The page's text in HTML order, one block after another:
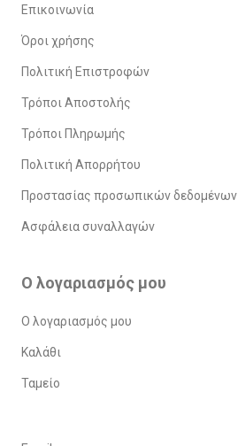
Επικοινωνία
Όροι χρήσης
Πολιτική Επιστροφών
Τρόποι Αποστολής
Τρόποι Πληρωμής
Πολιτική Απορρήτου
Προστασίας προσωπικών δεδομένων
Ασφάλεια συναλλαγών
Ο λογαριασμός μου
Ο λογαριασμός μου
Καλάθι
Ταμείο